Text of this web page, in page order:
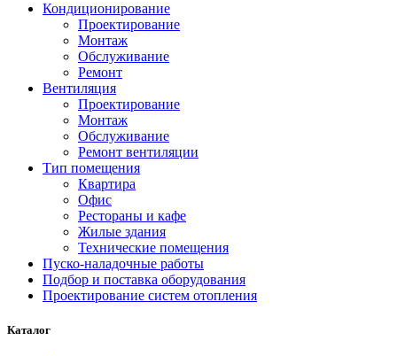
Кондиционирование
Проектирование
Монтаж
Обслуживание
Ремонт
Вентиляция
Проектирование
Монтаж
Обслуживание
Ремонт вентиляции
Тип помещения
Квартира
Офис
Рестораны и кафе
Жилые здания
Технические помещения
Пуско-наладочные работы
Подбор и поставка оборудования
Проектирование систем отопления
Каталог